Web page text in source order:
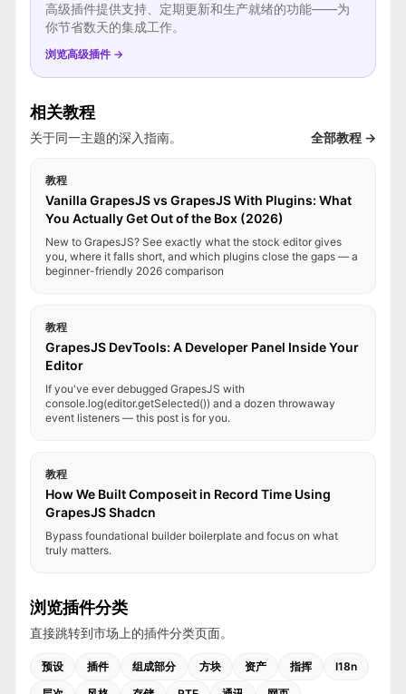
高级插件提供支持、定期更新和生产就绪的功能——为
你节省数天的集成工作。
浏览高级插件 →
相关教程
关于同一主题的深入指南。 全部教程 →
教程
Vanilla GrapesJS vs GrapesJS With Plugins: What
You Actually Get Out of the Box (2026)
New to GrapesJS? See exactly what the stock editor gives
you, where it falls short, and which plugins close the gaps — a
beginner-friendly 2026 comparison
教程
GrapesJS DevTools: A Developer Panel Inside Your
Editor
If you've ever debugged GrapesJS with
console.log(editor.getSelected()) and a dozen throwaway
event listeners — this post is for you.
教程
How We Built Composeit in Record Time Using
GrapesJS Shadcn
Bypass foundational builder boilerplate and focus on what
truly matters.
浏览插件分类
直接跳转到市场上的插件分类页面。
预设 插件 组成部分 方块 资产 指挥
I18n